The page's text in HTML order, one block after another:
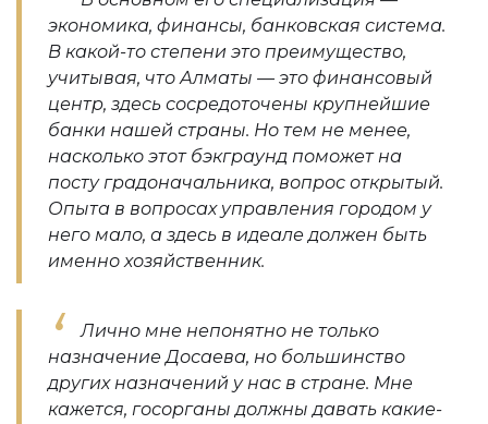
экономика, финансы, банковская система.
В какой-то степени это преимущество,
учитывая, что Алматы — это финансовый
центр, здесь сосредоточены крупнейшие
банки нашей страны. Но тем не менее,
насколько этот бэкграунд поможет на
посту градоначальника, вопрос открытый.
Опыта в вопросах управления городом у
него мало, а здесь в идеале должен быть
именно хозяйственник.
Лично мне непонятно не только
назначение Досаева, но большинство
других назначений у нас в стране. Мне
кажется, госорганы должны давать какие-